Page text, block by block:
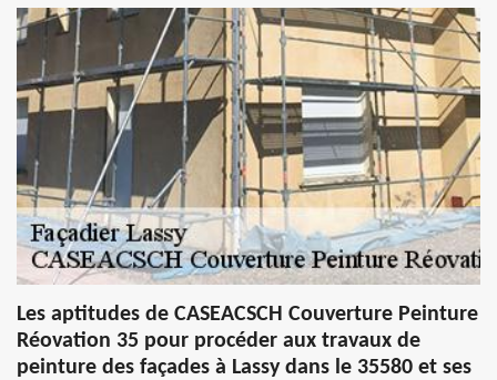
Les aptitudes de CASEACSCH Couverture Peinture
Réovation 35 pour procéder aux travaux de
peinture des façades à Lassy dans le 35580 et ses